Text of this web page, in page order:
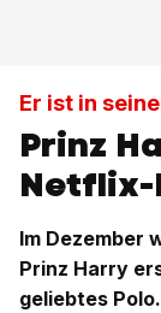
Er ist in
Prinz
Netflix-
Im Dezember
Prinz Harry
geliebtes